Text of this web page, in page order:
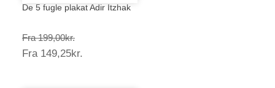
De 5 fugle plakat Adir Itzhak
Fra 199,00kr.Prisinterval:
199,00kr.
Fra 149,25kr.